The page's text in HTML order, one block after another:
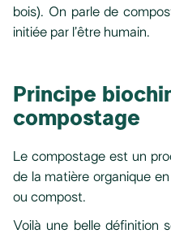
bois). On parle de
initiée par l’être humain.
Principe
compostage
Le compostage est un
de la matière organique
ou compost.
Voilà une belle définition